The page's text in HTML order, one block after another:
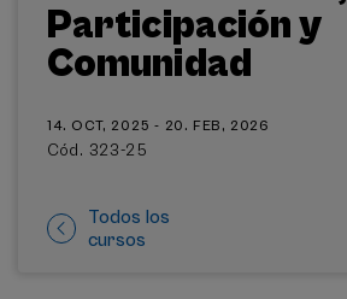
Participación y
Comunidad
14. OCT, 2025 - 20. FEB, 2026
Cód. 323-25
Todos los
cursos